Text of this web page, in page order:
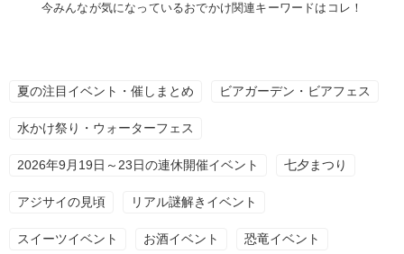
今みんなが気になっているおでかけ関連キーワードはコレ！
夏の注目イベント・催しまとめ ビアガーデン・ビアフェス
水かけ祭り・ウォーターフェス
2026年9月19日～23日の連休開催イベント 七夕まつり
アジサイの見頃 リアル謎解きイベント
スイーツイベント お酒イベント 恐竜イベント